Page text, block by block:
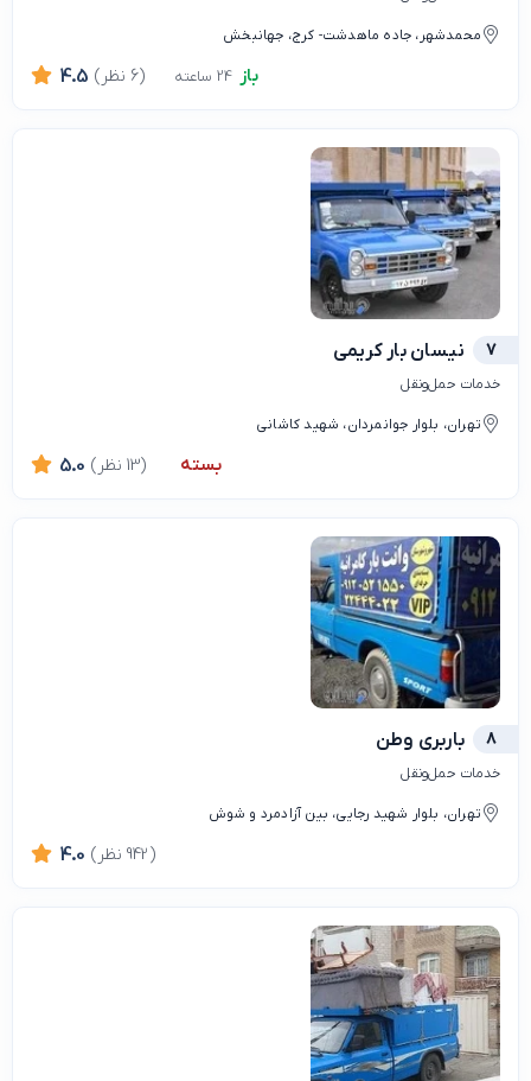
محمدشهر، جاده ماهدشت- کرج، جهانبخش
باز 4.5 (6 نظر)
7 نیسان بار کریمی
خدمات حمل‌ونقل
تهران، بلوار جوانمردان، شهید کاشانی
بسته 5.0 (13 نظر)
8 باربری وطن
خدمات حمل‌ونقل
تهران، بلوار شهید رجایی، بین آزادمرد و شوش
4.0 (942 نظر)